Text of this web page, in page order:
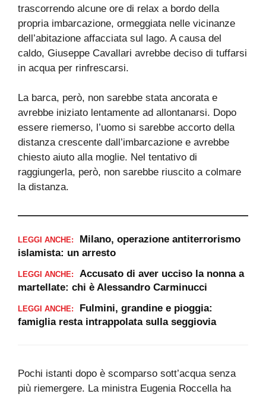
trascorrendo alcune ore di relax a bordo della
propria imbarcazione, ormeggiata nelle vicinanze
dell’abitazione affacciata sul lago. A causa del
caldo, Giuseppe Cavallari avrebbe deciso di tuffarsi
in acqua per rinfrescarsi.
La barca, però, non sarebbe stata ancorata e
avrebbe iniziato lentamente ad allontanarsi. Dopo
essere riemerso, l’uomo si sarebbe accorto della
distanza crescente dall’imbarcazione e avrebbe
chiesto aiuto alla moglie. Nel tentativo di
raggiungerla, però, non sarebbe riuscito a colmare
la distanza.
LEGGI ANCHE:
Milano, operazione antiterrorismo
islamista: un arresto
LEGGI ANCHE:
Accusato di aver ucciso la nonna a
martellate: chi è Alessandro Carminucci
LEGGI ANCHE:
Fulmini, grandine e pioggia:
famiglia resta intrappolata sulla seggiovia
Pochi istanti dopo è scomparso sott’acqua senza
più riemergere. La ministra Eugenia Roccella ha